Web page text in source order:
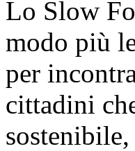
Lo Slow
modo più
per
cittadini